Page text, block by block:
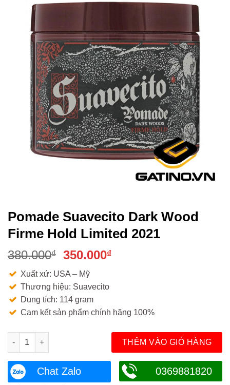
Pomade Suavecito Dark Wood
Firme Hold Limited 2021
380.000₫
Giá
là:
380.000₫.
350.000₫Giá
Xuất xứ: USA – Mỹ
Thương hiệu: Suavecito
Dung tích: 114 gram
Cam kết sản phẩm chính hãng 100%
Pomade Suavecito Dark Wood Firme Hold Limited 2021 số
THÊM VÀO GIỎ HÀNG
Chat Zalo 0369881820